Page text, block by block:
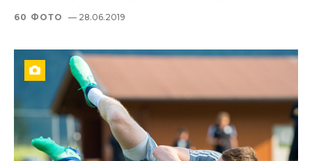
60 ФОТО — 28.06.2019